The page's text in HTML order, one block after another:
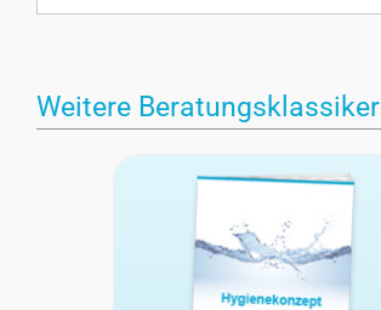
Weitere Beratungsklassiker